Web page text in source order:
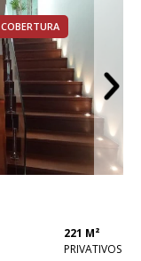
COBERTURA
221 M²
PRIVATIVOS